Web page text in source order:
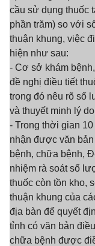
cầu sử dụng thuốc
phần trăm) so với
thuận khung, việc
hiện như sau:
- Cơ sở khám
đề nghị điều tiết
trong đó nêu rõ số
và thuyết minh lý
- Trong thời gian
nhận được văn
bệnh, chữa bệnh,
nhiệm rà soát số
thuốc còn tồn kho,
thuận khung của
địa bàn để quyết
tỉnh có văn bản
chữa bệnh được